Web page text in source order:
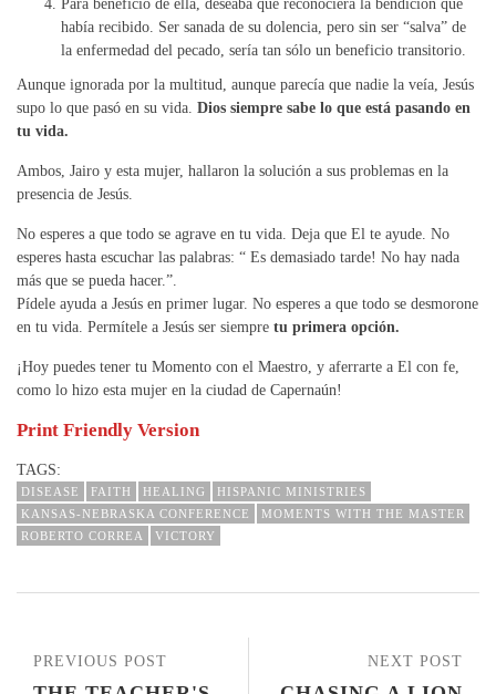
Para beneficio de ella, deseaba que reconociera la bendición que
había recibido. Ser sanada de su dolencia, pero sin ser “salva” de
la enfermedad del pecado, sería tan sólo un beneficio transitorio.
Aunque ignorada por la multitud, aunque parecía que nadie la veía, Jesús
supo lo que pasó en su vida. Dios siempre sabe lo que está pasando en
tu vida.
Ambos, Jairo y esta mujer, hallaron la solución a sus problemas en la
presencia de Jesús.
No esperes a que todo se agrave en tu vida. Deja que El te ayude. No
esperes hasta escuchar las palabras: “ Es demasiado tarde! No hay nada
más que se pueda hacer.”.
Pídele ayuda a Jesús en primer lugar. No esperes a que todo se desmorone
en tu vida. Permítele a Jesús ser siempre tu primera opción.
¡Hoy puedes tener tu Momento con el Maestro, y aferrarte a El con fe,
como lo hizo esta mujer en la ciudad de Capernaún!
Print Friendly Version
TAGS:
DISEASE FAITH HEALING
HISPANIC MINISTRIES
KANSAS-NEBRASKA CONFERENCE
MOMENTS WITH THE MASTER
ROBERTO CORREA
VICTORY
NEXT POST
PREVIOUS POST